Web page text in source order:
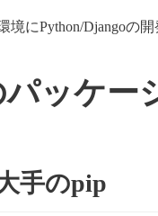
境にPython/Djangoの
パッケー
手のpip